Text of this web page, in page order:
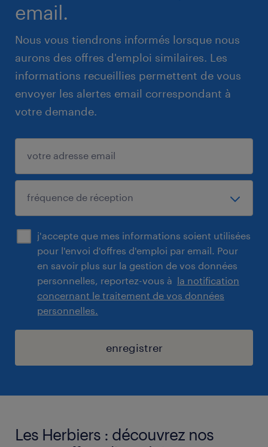
email.
Nous vous tiendrons informés lorsque nous
aurons des offres d'emploi similaires. Les
informations recueillies permettent de vous
envoyer les alertes email correspondant à
votre demande.
j'accepte que mes informations soient utilisées
pour l'envoi d'offres d'emploi par email. Pour
en savoir plus sur la gestion de vos données
personnelles, reportez-vous à la notification
concernant le traitement de vos données
personnelles.
enregistrer
Les Herbiers : découvrez nos